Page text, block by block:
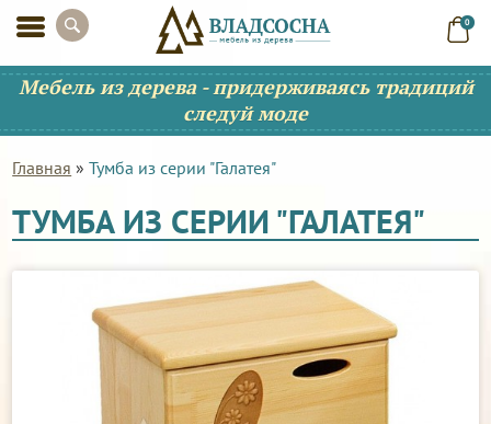
0
Мебель из дерева - придерживаясь традиций
следуй моде
Главная »Тумба из серии "Галатея"
ТУМБА ИЗ СЕРИИ "ГАЛАТЕЯ"